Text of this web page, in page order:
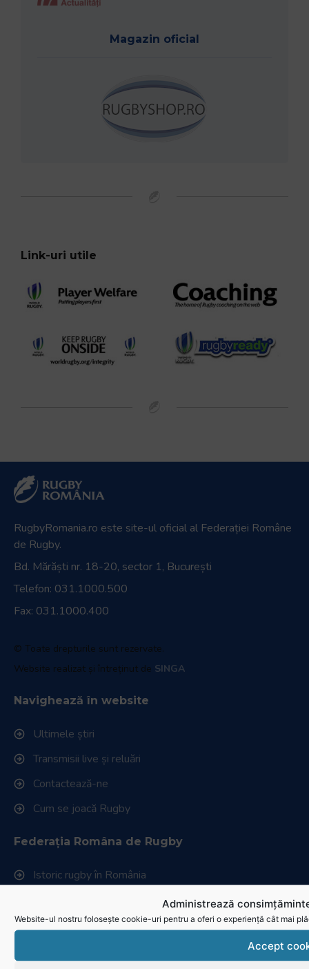
Administrează
Website-ul nostru folosește cookie-uri pentru a oferi o experiență cât mai
Accept
Magazin oficial
Link-uri utile
RugbyRomania.ro este site-ul oficial al Federației Române
de Rugby.
Bd. Mărăști nr. 18-20, sector 1, București
Telefon: 031.1000.500
Fax: 031.1000.400
© Toate drepturile sunt rezervate.
Website realizat și întreținut de SINGA
Navighează în website
Ultimele știri
Transmisii live și reluări
Contactează-ne
Cum se joacă Rugby
Federația Româna de Rugby
Istoric rugby în România
Stadionul național de rugby